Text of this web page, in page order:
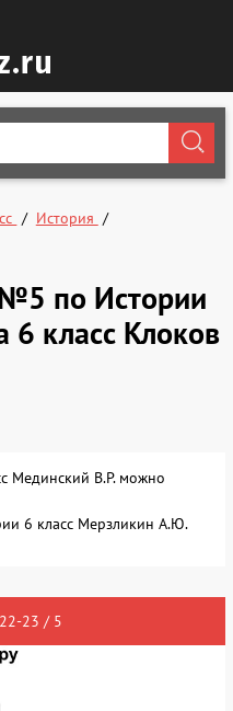
История
по Истории
6 класс Клоков
Мединский В.Р. можно
6 класс Мерзликин А.Ю.
23 / 5